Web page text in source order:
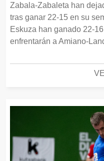
Zabala-Zabaleta han
tras ganar 22-15 en su
Eskuza han ganado 22-
enfrentarán a Amiano-